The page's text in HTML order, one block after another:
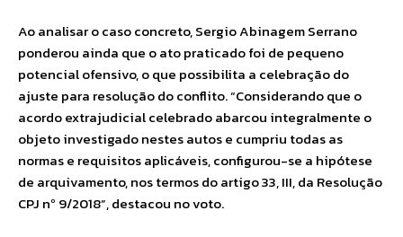
Ao analisar o caso concreto, Sergio Abinagem Serrano
ponderou ainda que o ato praticado foi de pequeno
potencial ofensivo, o que possibilita a celebração do
ajuste para resolução do conflito. “Considerando que o
acordo extrajudicial celebrado abarcou integralmente o
objeto investigado nestes autos e cumpriu todas as
normas e requisitos aplicáveis, configurou-se a hipótese
de arquivamento, nos termos do artigo 33, III, da Resolução
CPJ nº 9/2018”, destacou no voto.